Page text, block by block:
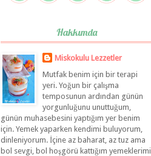
Hakkımda
Miskokulu Lezzetler
Mutfak benim için bir terapi
yeri. Yoğun bir çalışma
temposunun ardından günün
yorgunluğunu unuttuğum,
günün muhasebesini yaptığım yer benim
için. Yemek yaparken kendimi buluyorum,
dinleniyorum. İçine az baharat, az tuz ama
bol sevgi, bol hoşgörü kattığım yemeklerimi